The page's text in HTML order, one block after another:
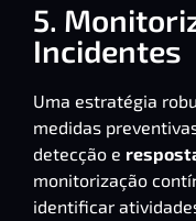
5.
Incidentes
Uma estratégia
medidas
detecção e
monitorização
identificar